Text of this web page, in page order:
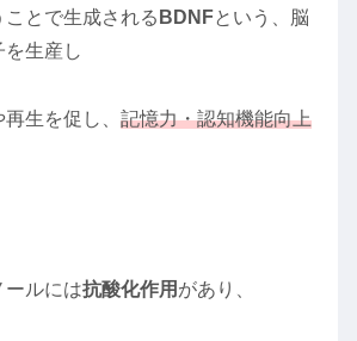
とで生成される BDNFという、脳
を生産し
生を促し、 記憶力・認知機能向上
ールには抗酸化作用 があり、